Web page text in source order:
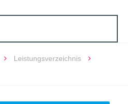
Leistungsverzeichnis